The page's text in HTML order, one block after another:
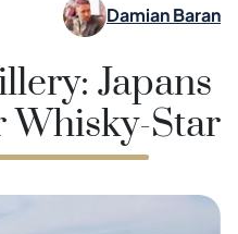
Damian Baran
Japans
Whisky-Star